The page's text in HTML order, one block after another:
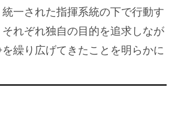
一された指揮系統の下で行動す
れぞれ独自の目的を追求しなが
繰り広げてきたことを明らかに